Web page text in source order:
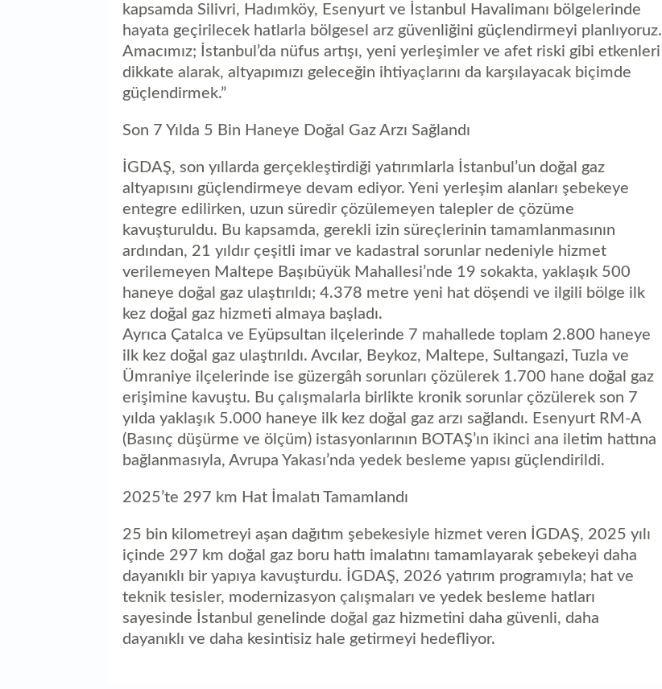
kapsamda Silivri, Hadımköy, Esenyurt ve İstanbul Havalimanı bölgelerinde
hayata geçirilecek hatlarla bölgesel arz güvenliğini güçlendirmeyi planlıyoruz.
Amacımız; İstanbul’da nüfus artışı, yeni yerleşimler ve afet riski gibi etkenleri
dikkate alarak, altyapımızı geleceğin ihtiyaçlarını da karşılayacak biçimde
güçlendirmek.”
Son 7 Yılda 5 Bin Haneye Doğal Gaz Arzı Sağlandı
İGDAŞ, son yıllarda gerçekleştirdiği yatırımlarla İstanbul’un doğal gaz
altyapısını güçlendirmeye devam ediyor. Yeni yerleşim alanları şebekeye
entegre edilirken, uzun süredir çözülemeyen talepler de çözüme
kavuşturuldu. Bu kapsamda, gerekli izin süreçlerinin tamamlanmasının
ardından, 21 yıldır çeşitli imar ve kadastral sorunlar nedeniyle hizmet
verilemeyen Maltepe Başıbüyük Mahallesi’nde 19 sokakta, yaklaşık 500
haneye doğal gaz ulaştırıldı; 4.378 metre yeni hat döşendi ve ilgili bölge ilk
kez doğal gaz hizmeti almaya başladı.
Ayrıca Çatalca ve Eyüpsultan ilçelerinde 7 mahallede toplam 2.800 haneye
ilk kez doğal gaz ulaştırıldı. Avcılar, Beykoz, Maltepe, Sultangazi, Tuzla ve
Ümraniye ilçelerinde ise güzergâh sorunları çözülerek 1.700 hane doğal gaz
erişimine kavuştu. Bu çalışmalarla birlikte kronik sorunlar çözülerek son 7
yılda yaklaşık 5.000 haneye ilk kez doğal gaz arzı sağlandı. Esenyurt RM-A
(Basınç düşürme ve ölçüm) istasyonlarının BOTAŞ’ın ikinci ana iletim hattına
bağlanmasıyla, Avrupa Yakası’nda yedek besleme yapısı güçlendirildi.
2025’te 297 km Hat İmalatı Tamamlandı
25 bin kilometreyi aşan dağıtım şebekesiyle hizmet veren İGDAŞ, 2025 yılı
içinde 297 km doğal gaz boru hattı imalatını tamamlayarak şebekeyi daha
dayanıklı bir yapıya kavuşturdu. İGDAŞ, 2026 yatırım programıyla; hat ve
teknik tesisler, modernizasyon çalışmaları ve yedek besleme hatları
sayesinde İstanbul genelinde doğal gaz hizmetini daha güvenli, daha
dayanıklı ve daha kesintisiz hale getirmeyi hedefliyor.